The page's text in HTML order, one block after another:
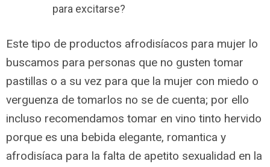
para excitarse?
Este tipo de productos afrodisíacos para mujer lo
buscamos para personas que no gusten tomar
pastillas o a su vez para que la mujer con miedo o
verguenza de tomarlos no se de cuenta; por ello
incluso recomendamos tomar en vino tinto hervido
porque es una bebida elegante, romantica y
afrodisíaca para la falta de apetito sexualidad en la